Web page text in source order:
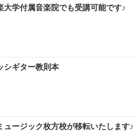
大学付属音楽院でも受講可能です♪
シギター教則本
ュージック枚方校が移転いたします♪